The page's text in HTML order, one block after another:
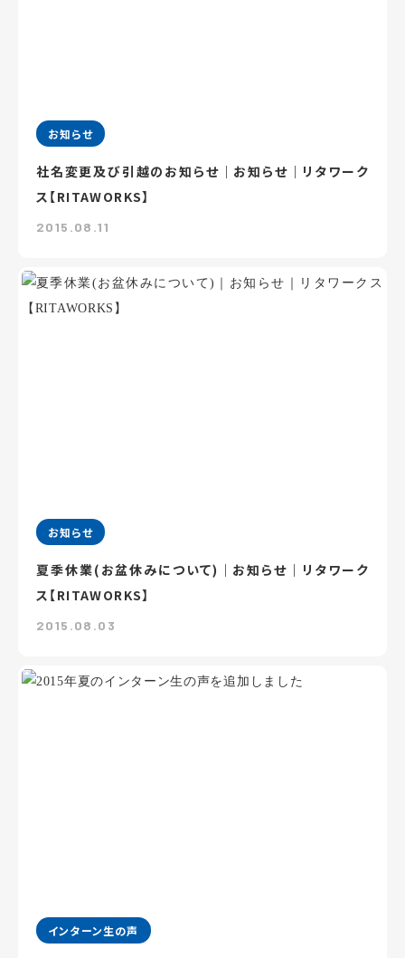
お知らせ
社名変更及び引越のお知らせ｜お知らせ｜リタワーク
ス【RITAWORKS】
2015.08.11
お知らせ
夏季休業(お盆休みについて)｜お知らせ｜リタワーク
ス【RITAWORKS】
2015.08.03
インターン生の声